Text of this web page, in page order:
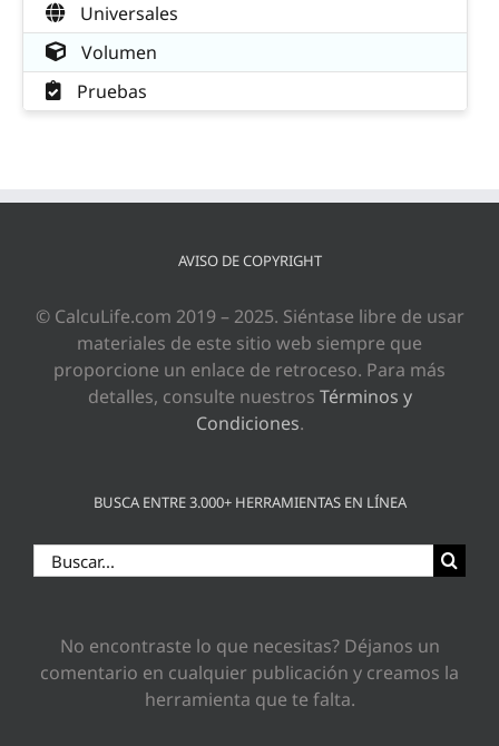
Universales
Volumen
Pruebas
AVISO DE COPYRIGHT
© CalcuLife.com 2019 – 2025. Siéntase libre de usar
materiales de este sitio web siempre que
proporcione un enlace de retroceso. Para más
detalles, consulte nuestros Términos y
Condiciones.
BUSCA ENTRE 3.000+ HERRAMIENTAS EN LÍNEA
Buscar:
No encontraste lo que necesitas? Déjanos un
comentario en cualquier publicación y creamos la
herramienta que te falta.